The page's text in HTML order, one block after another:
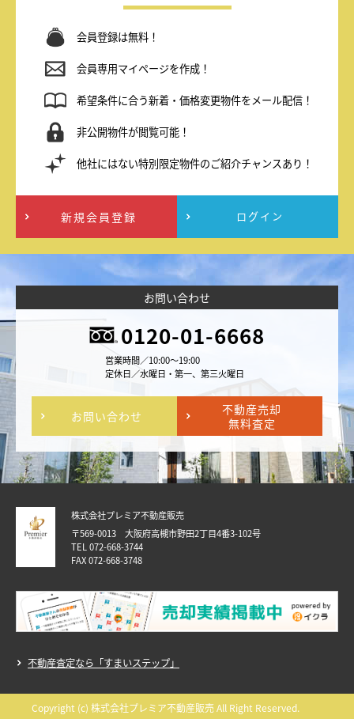
会員登録は無料！
会員専用マイページを作成！
希望条件に合う新着・価格変更物件をメール配信！
非公開物件が閲覧可能！
他社にはない特別限定物件のご紹介チャンスあり！
新規会員登録 ログイン
お問い合わせ
0120-01-6668
営業時間／10:00～19:00
定休日／水曜日・第一、第三火曜日
お問い合わせ
不動産売却
無料査定
株式会社プレミア不動産販売
〒569-0013 大阪府高槻市野田2丁目4番3-102号
TEL 072-668-3744
FAX 072-668-3748
不動産査定なら「すまいステップ」
Copyright (c) 株式会社プレミア不動産販売 All Right Reserved.